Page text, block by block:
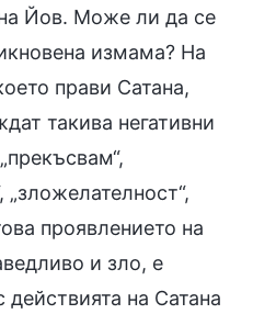
Йов. Може ли да се
измама? На
прави Сатана,
такива негативни
„зложелателност“,
проявлението на
и зло, е
действията на Сатана